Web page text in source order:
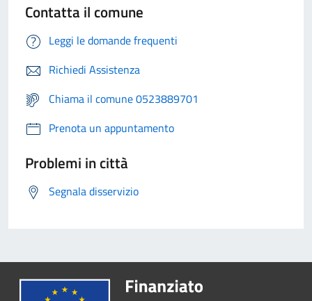
Contatta il comune
Leggi le domande frequenti
Richiedi Assistenza
Chiama il comune 0523889701
Prenota un appuntamento
Problemi in città
Segnala disservizio